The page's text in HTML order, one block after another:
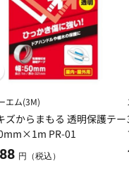
エム(3M)
ズからまもる 透明保護テー
PR-01
円（税込）